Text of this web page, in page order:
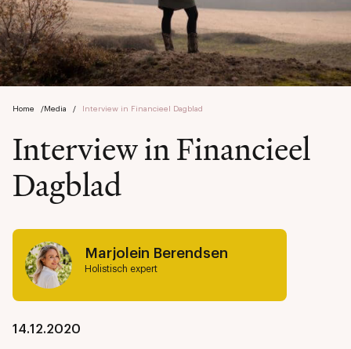
Home / Media / Interview in Financieel Dagblad
Interview in Financieel
Dagblad
Marjolein Berendsen
Holistisch expert
14.12.2020